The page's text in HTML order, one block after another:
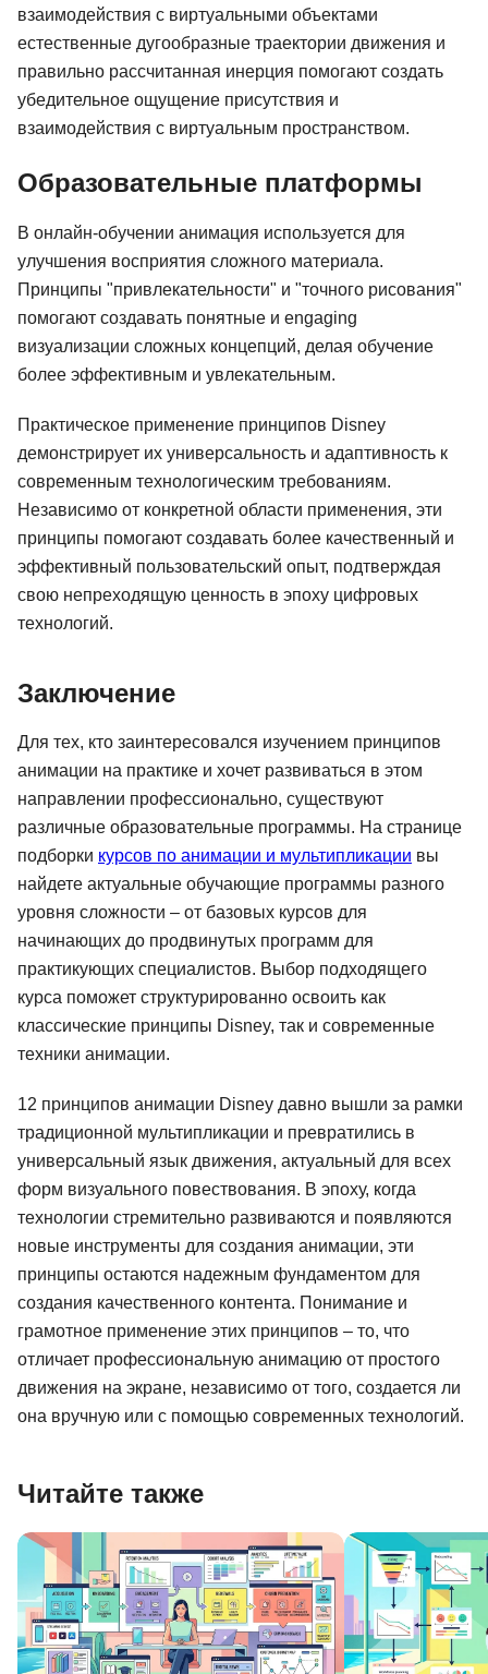
взаимодействия с виртуальными объектами
естественные дугообразные траектории движения и
правильно рассчитанная инерция помогают создать
убедительное ощущение присутствия и
взаимодействия с виртуальным пространством.
Образовательные платформы
В онлайн-обучении анимация используется для
улучшения восприятия сложного материала.
Принципы "привлекательности" и "точного рисования"
помогают создавать понятные и engaging
визуализации сложных концепций, делая обучение
более эффективным и увлекательным.
Практическое применение принципов Disney
демонстрирует их универсальность и адаптивность к
современным технологическим требованиям.
Независимо от конкретной области применения, эти
принципы помогают создавать более качественный и
эффективный пользовательский опыт, подтверждая
свою непреходящую ценность в эпоху цифровых
технологий.
Заключение
Для тех, кто заинтересовался изучением принципов
анимации на практике и хочет развиваться в этом
направлении профессионально, существуют
различные образовательные программы. На странице
подборки курсов по анимации и мультипликации вы
найдете актуальные обучающие программы разного
уровня сложности – от базовых курсов для
начинающих до продвинутых программ для
практикующих специалистов. Выбор подходящего
курса поможет структурированно освоить как
классические принципы Disney, так и современные
техники анимации.
12 принципов анимации Disney давно вышли за рамки
традиционной мультипликации и превратились в
универсальный язык движения, актуальный для всех
форм визуального повествования. В эпоху, когда
технологии стремительно развиваются и появляются
новые инструменты для создания анимации, эти
принципы остаются надежным фундаментом для
создания качественного контента. Понимание и
грамотное применение этих принципов – то, что
отличает профессиональную анимацию от простого
движения на экране, независимо от того, создается ли
она вручную или с помощью современных технологий.
Читайте также